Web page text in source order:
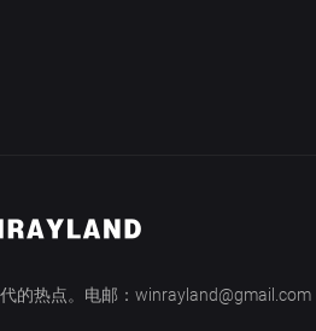
的热点。电邮：winrayland@gmail.com